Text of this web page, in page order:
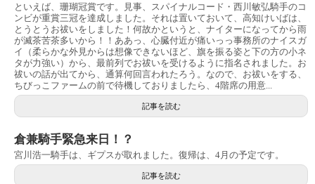
といえば、珊瑚冠賞です。見事、スパイナルコード・西川敏弘騎手のコ
ンビが重賞三冠を達成しました。それは置いておいて、高知けいばは、
とうとうお祓いをしました！何故かというと、ナイターになってから雨
が滅茶苦茶多いから！！ああっ、心臓付近が痛いっっ事務所のナイスガ
イ（柔らかな外見からは想像できないほど、旗を振る姿と下の方の小ネ
タが力強い）から、最前列でお祓いを受けるように指名されました。お
祓いの話が出てから、通算何回言われたろう。なので、お祓いをする、
ちびっこファームの前で待機しておりましたら、4階席の用意...
記事を読む
倉兼騎手緊急来日！？
宮川浩一騎手は、ギプスが取れました。復帰は、4月の予定です。
記事を読む